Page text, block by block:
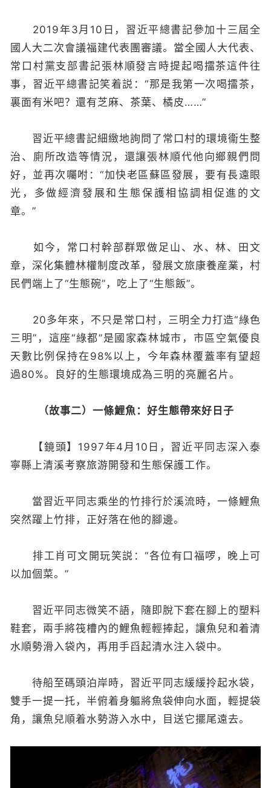
2019年3月10日，習近平總書記參加十三屆全
國人大二次會議福建代表團審議。當全國人大代表、
常口村黨支部書記張林順發言時提起喝擂茶這件往
事，習近平總書記笑着説：“那是我第一次喝擂茶，
裏面有米吧？還有芝麻、茶葉、橘皮……”
習近平總書記細緻地詢問了常口村的環境衞生整
治、廁所改造等情況，還讓張林順代他向鄉親們問
好，並再次囑咐：“加快老區蘇區發展，要有長遠眼
光，多做經濟發展和生態保護相協調相促進的文
章。”
如今，常口村幹部群眾做足山、水、林、田文
章，深化集體林權制度改革，發展文旅康養産業，村
民們端上了“生態碗”，吃上了“生態飯”。
20多年來，不只是常口村，三明全力打造“綠色
三明”，這座“綠都”是國家森林城市，市區空氣優良
天數比例保持在98%以上，今年森林覆蓋率有望超
過80%。良好的生態環境成為三明的亮麗名片。
（故事二）一條鯉魚：好生態帶來好日子
【鏡頭】1997年4月10日，習近平同志深入泰
寧縣上清溪考察旅游開發和生態保護工作。
當習近平同志乘坐的竹排行於溪流時，一條鯉魚
突然躍上竹排，正好落在他的腳邊。
排工肖可文開玩笑説：“各位有口福啰，晚上可
以加個菜。”
習近平同志微笑不語，隨即脫下套在腳上的塑料
鞋套，兩手將筏槽內的鯉魚輕輕捧起，讓魚兒和着清
水順勢滑入袋內，再用手舀起清水注入袋中。
待船至碼頭泊岸時，習近平同志緩緩拎起水袋，
雙手一提一托，半俯着身軀將魚袋伸向水面，輕提袋
角，讓魚兒順着水勢游入水中，目送它擺尾遠去。